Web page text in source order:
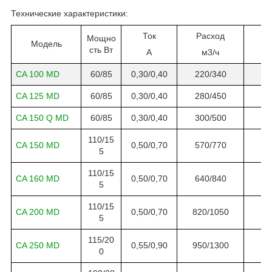
Технические характеристики:
Модель
Мощно
сть Вт
Ток
А
Расход
м3/ч
CA 100 MD 60/85 0,30/0,40 220/340
CA 125 MD 60/85 0,30/0,40 280/450
CA 150 Q MD 60/85 0,30/0,40 300/500
CA 150 MD
110/15
5
0,50/0,70 570/770
CA 160 MD
110/15
5
0,50/0,70 640/840
CA 200 MD
110/15
5
0,50/0,70 820/1050
CA 250 MD
115/20
0
0,55/0,90 950/1300